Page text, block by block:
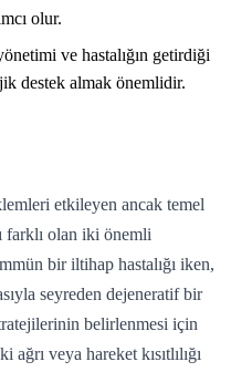
olur.
ve hastalığın getirdiği
destek almak önemlidir.
etkileyen ancak temel
farklı olan iki önemli
bir iltihap hastalığı iken,
seyreden dejeneratif bir
belirlenmesi için
veya hareket kısıtlılığı